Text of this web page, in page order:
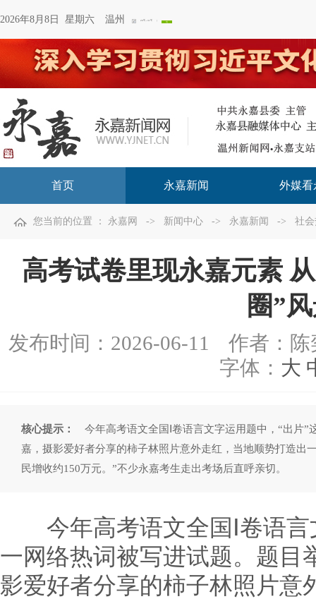
2026年8月8日 星期六 温州
首页 永嘉新闻 外媒看
您当前的位置 ： 永嘉网 -> 新闻中心 -> 永嘉新闻 -> 社
高考试卷里现永嘉元素
圈”
发布时间： 2026-06-11
作者：陈
字体： 大
核心提示：
今年高考语文全国Ⅰ卷语言文字运用题中，“出片”
嘉，摄影爱好者分享的柿子林照片意外走红，当地顺势打造出
民增收约150万元。”不少永嘉考生走出考场后直呼亲切。
今年高考语文全国Ⅰ卷语言
一网络热词被写进试题。题目
影爱好者分享的柿子林照片意